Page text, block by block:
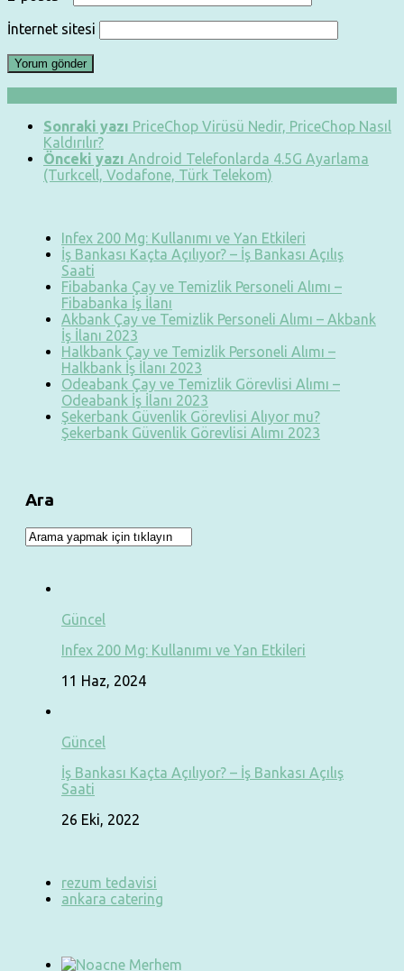
İnternet sitesi
Sonraki yazı PriceChop Virüsü Nedir, PriceChop Nasıl
Kaldırılır?
Önceki yazı Android Telefonlarda 4.5G Ayarlama
(Turkcell, Vodafone, Türk Telekom)
Infex 200 Mg: Kullanımı ve Yan Etkileri
İş Bankası Kaçta Açılıyor? – İş Bankası Açılış
Saati
Fibabanka Çay ve Temizlik Personeli Alımı –
Fibabanka İş İlanı
Akbank Çay ve Temizlik Personeli Alımı – Akbank
İş İlanı 2023
Halkbank Çay ve Temizlik Personeli Alımı –
Halkbank İş İlanı 2023
Odeabank Çay ve Temizlik Görevlisi Alımı –
Odeabank İş İlanı 2023
Şekerbank Güvenlik Görevlisi Alıyor mu?
Şekerbank Güvenlik Görevlisi Alımı 2023
Ara
Güncel
Infex 200 Mg: Kullanımı ve Yan Etkileri
11 Haz, 2024
Güncel
İş Bankası Kaçta Açılıyor? – İş Bankası Açılış
Saati
26 Eki, 2022
rezum tedavisi
ankara catering